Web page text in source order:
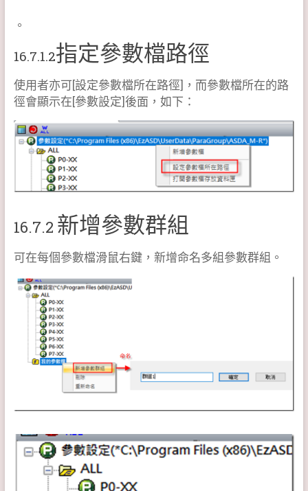
。
16.7.1.2指定參數檔路徑
使用者亦可[設定參數檔所在路徑]，而參數檔所在的路
徑會顯示在[參數設定]後面，如下：
16.7.2 新增參數群組
可在每個參數檔滑鼠右鍵，新增命名多組參數群組。